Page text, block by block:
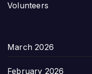
Volunteers
March 2026
February 2026